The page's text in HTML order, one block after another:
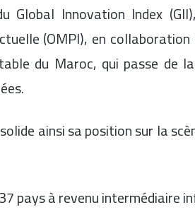
Global Innovation Index
(OMPI), en collaboration
du Maroc, qui passe
ainsi sa position sur la
pays à revenu intermédiaire